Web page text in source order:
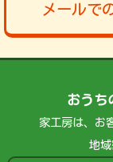
メールで
おうち
家工房は、お
地域